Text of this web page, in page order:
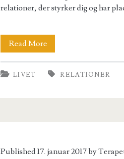
relationer, der styrker dig og har
Read More3
trin
til
LIVET RELATIONER
Published 17. januar 2017 by